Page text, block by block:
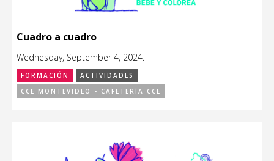
Cuadro a cuadro
Wednesday, September 4, 2024.
FORMACIÓN
ACTIVIDADES
CCE MONTEVIDEO - CAFETERÍA CCE